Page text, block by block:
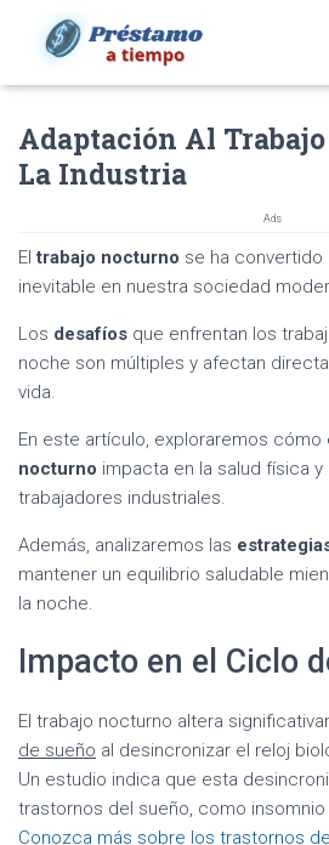
Adaptación Al
La Industria
Ads
Eltrabajo nocturno se ha convertido
inevitable en nuestra sociedad
Los desafíos que enfrentan los
noche son múltiples y afectan
vida.
En este artículo, exploraremos
nocturno impacta en la salud física
trabajadores industriales.
Además, analizaremos las
mantener un equilibrio saludable
la noche.
Impacto en el Ciclo
El trabajo nocturno altera
de sueño al desincronizar el reloj
Un estudio indica que esta
trastornos del sueño, como
Conozca más sobre los trastornos